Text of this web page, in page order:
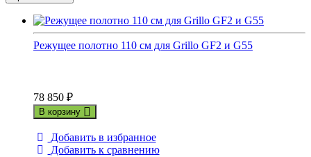
Режущее полотно 110 см для Grillo GF2 и G55
78 850 ₽
В корзину
Добавить в избранное
Добавить к сравнению